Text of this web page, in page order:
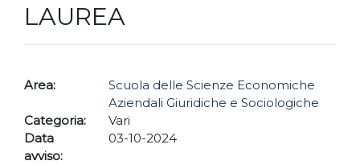
LAUREA
Area:
Scuola delle Scienze Economiche
Aziendali Giuridiche e Sociologiche
Categoria:
Vari
Data
avviso:
03-10-2024